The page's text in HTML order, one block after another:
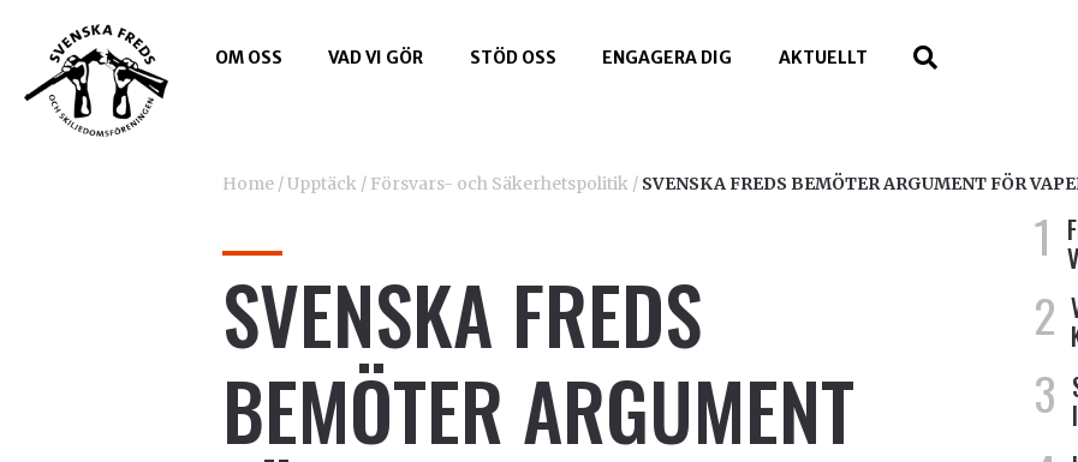
OM OSS VAD VI GÖR STÖD OSS ENGAGERA DIG AKTUELLT
Home/Upptäck/ Försvars- och Säkerhetspolitik/ SVENSKA FREDS BEMÖTER ARGUMENT FÖR
SVENSKA FREDS
BEMÖTER ARGUMENT